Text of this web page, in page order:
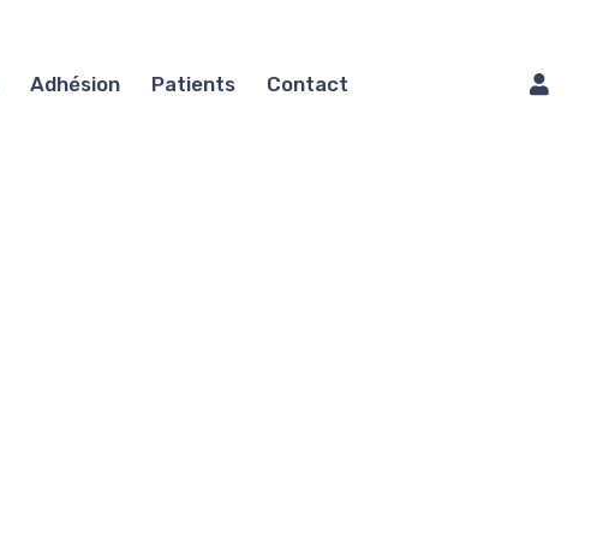
Adhésion Patients Contact